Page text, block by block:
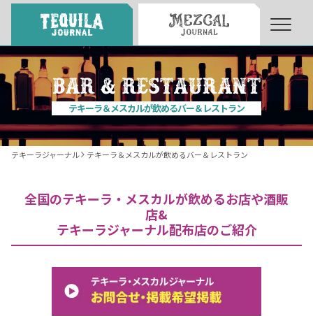
About About Tequila Journal
テキーラとは What’s Tequila
テキーラマーケット Tequila Market
テキーラの飲み方
テキーラ＆メスカルが飲めるバー＆レストラン
テキーラジャーナル テキーラ＆メスカルが飲めるバー＆レストラン
全国のテキーラ・メスカルが飲めるお店や酒販
店&
テキーラジャーナル配布店のご紹介